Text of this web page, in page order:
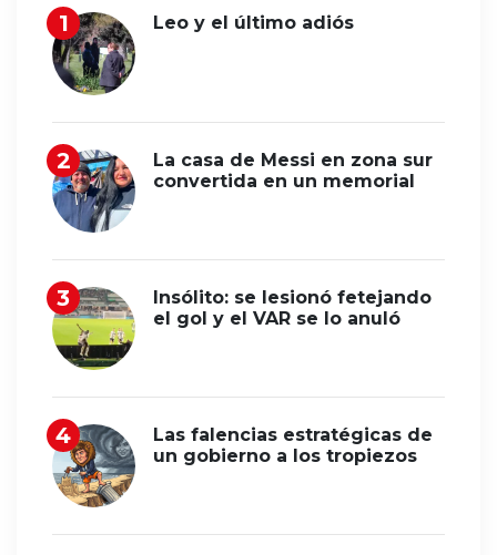
Leo y el último adiós
La casa de Messi en zona sur
convertida en un memorial
Insólito: se lesionó fetejando
el gol y el VAR se lo anuló
Las falencias estratégicas de
un gobierno a los tropiezos